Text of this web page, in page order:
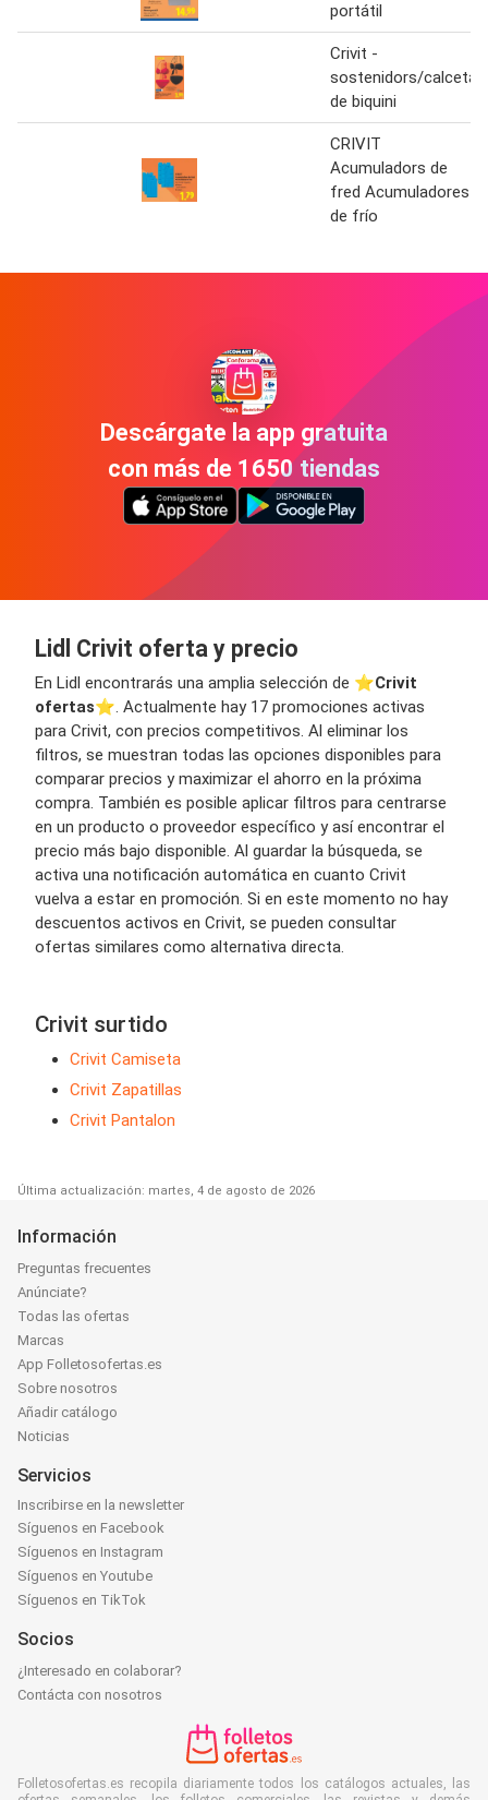
portátil
Crivit -
sostenidors/calceta
de biquini
CRIVIT
Acumuladors de
fred Acumuladores
de frío
Descárgate la app gratuita
con más de 1650 tiendas
Lidl Crivit oferta y precio
En Lidl encontrarás una amplia selección de ⭐️Crivit
ofertas⭐️. Actualmente hay 17 promociones activas
para Crivit, con precios competitivos. Al eliminar los
filtros, se muestran todas las opciones disponibles para
comparar precios y maximizar el ahorro en la próxima
compra. También es posible aplicar filtros para centrarse
en un producto o proveedor específico y así encontrar el
precio más bajo disponible. Al guardar la búsqueda, se
activa una notificación automática en cuanto Crivit
vuelva a estar en promoción. Si en este momento no hay
descuentos activos en Crivit, se pueden consultar
ofertas similares como alternativa directa.
Crivit surtido
Crivit Camiseta
Crivit Zapatillas
Crivit Pantalon
Última actualización: martes, 4 de agosto de 2026
Información
Preguntas frecuentes
Anúnciate?
Todas las ofertas
Marcas
App Folletosofertas.es
Sobre nosotros
Añadir catálogo
Noticias
Servicios
Inscribirse en la newsletter
Síguenos en Facebook
Síguenos en Instagram
Síguenos en Youtube
Síguenos en TikTok
Socios
¿Interesado en colaborar?
Contácta con nosotros
Folletosofertas.es recopila diariamente todos los catálogos actuales, las